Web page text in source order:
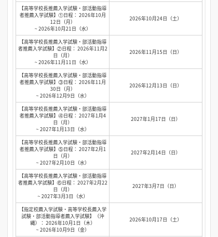
【高等学校長推薦入学試験・部活動指導
者推薦入学試験】①日程： 2026年10月
12日（月）
~ 2026年10月21日（水）
2026年10月24日（土）
【高等学校長推薦入学試験・部活動指導
者推薦入学試験】②日程： 2026年11月2
日（月）
~ 2026年11月11日（水）
2026年11月15日（日）
【高等学校長推薦入学試験・部活動指導
者推薦入学試験】③日程： 2026年11月
30日（月）
~ 2026年12月9日（水）
2026年12月13日（日）
【高等学校長推薦入学試験・部活動指導
者推薦入学試験】④日程： 2027年1月4
日（月）
~ 2027年1月13日（水）
2027年1月17日（日）
【高等学校長推薦入学試験・部活動指導
者推薦入学試験】⑤日程： 2027年2月1
日（月）
~ 2027年2月10日（水）
2027年2月14日（日）
【高等学校長推薦入学試験・部活動指導
者推薦入学試験】⑥日程： 2027年2月22
日（月）
~ 2027年3月3日（水）
2027年3月7日（日）
【指定校薦入学試験・高等学校長薦入学
試験・部活動指導者薦入学試験】（沖
縄）： 2026年10月1日（木）
~ 2026年10月9日（金）
2026年10月17日（土）